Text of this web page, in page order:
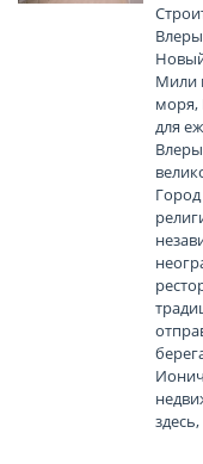
Мили
моря,
для